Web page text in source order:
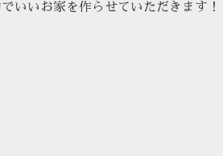
いいお家を作らせていただきます！